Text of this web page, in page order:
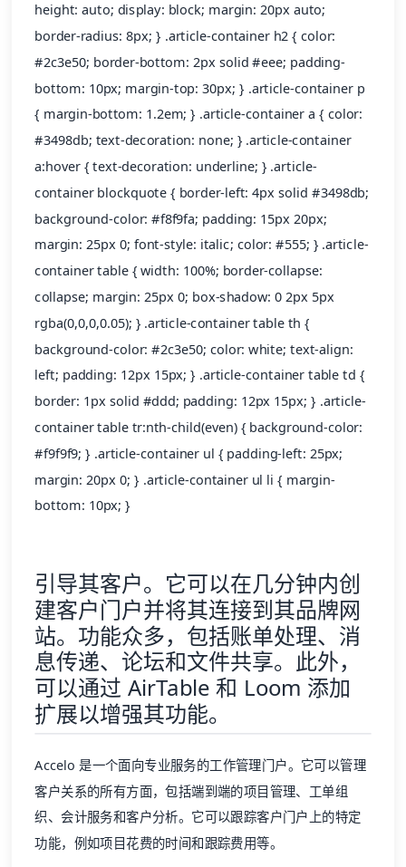
height: auto; display: block; margin: 20px auto;
border-radius: 8px; } .article-container h2 { color:
#2c3e50; border-bottom: 2px solid #eee; padding-
bottom: 10px; margin-top: 30px; } .article-container p
{ margin-bottom: 1.2em; } .article-container a { color:
#3498db; text-decoration: none; } .article-container
a:hover { text-decoration: underline; } .article-
container blockquote { border-left: 4px solid #3498db;
background-color: #f8f9fa; padding: 15px 20px;
margin: 25px 0; font-style: italic; color: #555; } .article-
container table { width: 100%; border-collapse:
collapse; margin: 25px 0; box-shadow: 0 2px 5px
rgba(0,0,0,0.05); } .article-container table th {
background-color: #2c3e50; color: white; text-align:
left; padding: 12px 15px; } .article-container table td {
border: 1px solid #ddd; padding: 12px 15px; } .article-
container table tr:nth-child(even) { background-color:
#f9f9f9; } .article-container ul { padding-left: 25px;
margin: 20px 0; } .article-container ul li { margin-
bottom: 10px; }
引导其客户。它可以在几分钟内创
建客户门户并将其连接到其品牌网
站。功能众多，包括账单处理、消
息传递、论坛和文件共享。此外，
可以通过 AirTable 和 Loom 添加
扩展以增强其功能。
Accelo 是一个面向专业服务的工作管理门户。它可以管理
客户关系的所有方面，包括端到端的项目管理、工单组
织、会计服务和客户分析。它可以跟踪客户门户上的特定
功能，例如项目花费的时间和跟踪费用等。